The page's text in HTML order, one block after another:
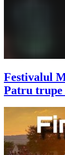
Festivalul
Patru trupe